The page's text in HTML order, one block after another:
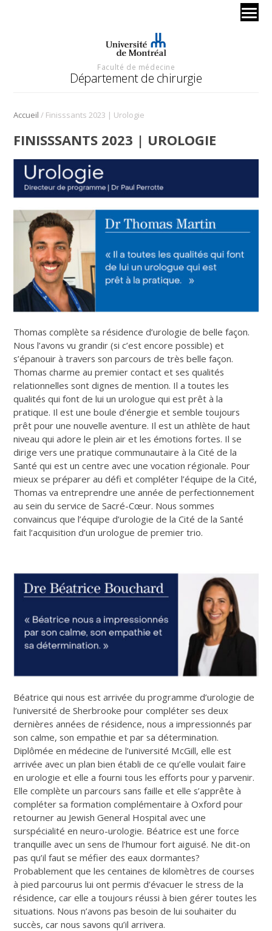
Faculté de médecine
Département de chirurgie
Accueil / Finisssants 2023 | Urologie
FINISSSANTS 2023 | UROLOGIE
Thomas complète sa résidence d’urologie de belle façon.
Nous l’avons vu grandir (si c’est encore possible) et
s’épanouir à travers son parcours de très belle façon.
Thomas charme au premier contact et ses qualités
relationnelles sont dignes de mention. Il a toutes les
qualités qui font de lui un urologue qui est prêt à la
pratique. Il est une boule d’énergie et semble toujours
prêt pour une nouvelle aventure. Il est un athlète de haut
niveau qui adore le plein air et les émotions fortes. Il se
dirige vers une pratique communautaire à la Cité de la
Santé qui est un centre avec une vocation régionale. Pour
mieux se préparer au défi et compléter l’équipe de la Cité,
Thomas va entreprendre une année de perfectionnement
au sein du service de Sacré-Cœur. Nous sommes
convaincus que l’équipe d’urologie de la Cité de la Santé
fait l’acquisition d’un urologue de premier trio.
Béatrice qui nous est arrivée du programme d’urologie de
l’université de Sherbrooke pour compléter ses deux
dernières années de résidence, nous a impressionnés par
son calme, son empathie et par sa détermination.
Diplômée en médecine de l’université McGill, elle est
arrivée avec un plan bien établi de ce qu’elle voulait faire
en urologie et elle a fourni tous les efforts pour y parvenir.
Elle complète un parcours sans faille et elle s’apprête à
compléter sa formation complémentaire à Oxford pour
retourner au Jewish General Hospital avec une
surspécialité en neuro-urologie. Béatrice est une force
tranquille avec un sens de l’humour fort aiguisé. Ne dit-on
pas qu’il faut se méfier des eaux dormantes?
Probablement que les centaines de kilomètres de courses
à pied parcourus lui ont permis d’évacuer le stress de la
résidence, car elle a toujours réussi à bien gérer toutes les
situations. Nous n’avons pas besoin de lui souhaiter du
succès, car nous savons qu’il arrivera.